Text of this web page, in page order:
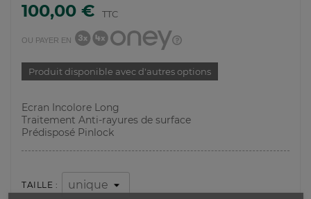
100,00 € TTC
OU PAYER EN
Produit disponible avec d'autres options
Ecran Incolore Long
Traitement Anti-rayures de surface
Prédisposé Pinlock
TAILLE :